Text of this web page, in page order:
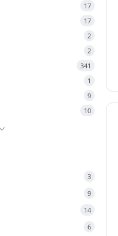
17
17
2
2
341
1
9
10
3
9
14
6